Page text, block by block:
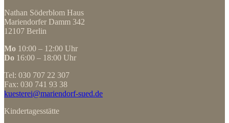
Nathan Söderblom Haus
Mariendorfer Damm 342
12107 Berlin
Mo 10:00 – 12:00 Uhr
Do 16:00 – 18:00 Uhr
Tel: 030 707 22 307
Fax: 030 741 93 38
kuesterei@mariendorf-sued.de
Kindertagesstätte